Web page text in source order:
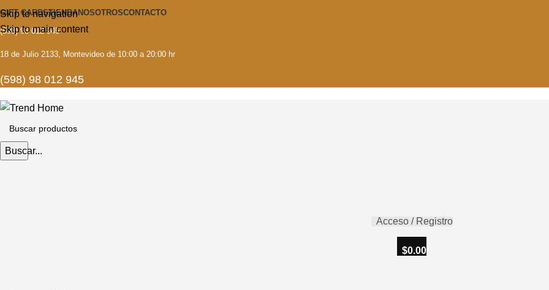
Skip to navigation
Skip to main content
GIFT CARDSTIENDANOSOTROSCONTACTO
(598) 98 012 945
18 de Julio 2133, Montevideo de 10:00 a 20:00 hr
(598) 98 012 945
Buscar...
Acceso / Registro
$0.00